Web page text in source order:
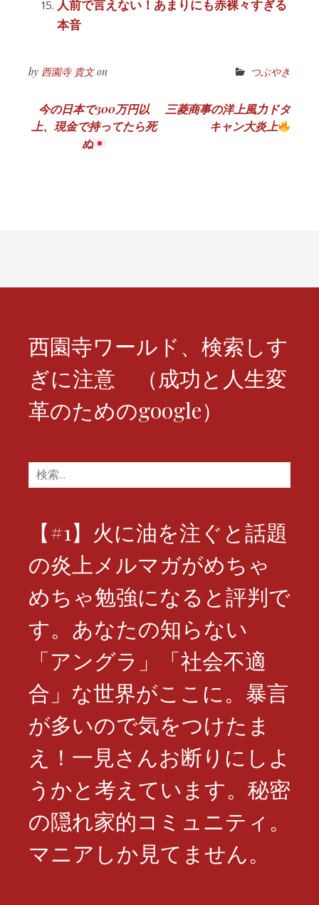
人前で言えない！あまりにも赤裸々すぎる
本音
by 西園寺 貴文on つぶやき
投
稿
ョ
今の日本で300万円以
上、現金で持ってたら死
ぬ
三菱商事の洋上風力ドタ
キャン大炎上
西園寺ワールド、検索しす
ぎに注意 （成功と人生変
革のためのgoogle）
検
索:
【#1】火に油を注ぐと話題
の炎上メルマガがめちゃ
めちゃ勉強になると評判で
す。あなたの知らない
「アングラ」「社会不適
合」な世界がここに。暴言
が多いので気をつけたま
え！一見さんお断りにしよ
うかと考えています。秘密
の隠れ家的コミュニティ。
マニアしか見てません。